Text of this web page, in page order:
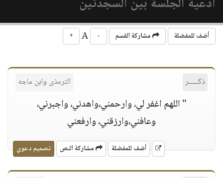
أضف للمفضلة مشاركة القسم -
+
ذكـــــر الترمذى وابن ماجه
" اللهم اغفر لي، وارحمني،واهدني، واجبرني،
وعافني،وارزقني، وارفعني
أضف للمفضلة مشاركة النص تصميم دعوي